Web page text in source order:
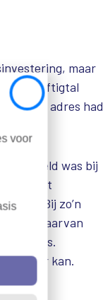
Close
voor
maar
vijftigtal
of het adres had
in beeld was bij
met
Bij zo’n
daarvan
plaats.
beter kan.